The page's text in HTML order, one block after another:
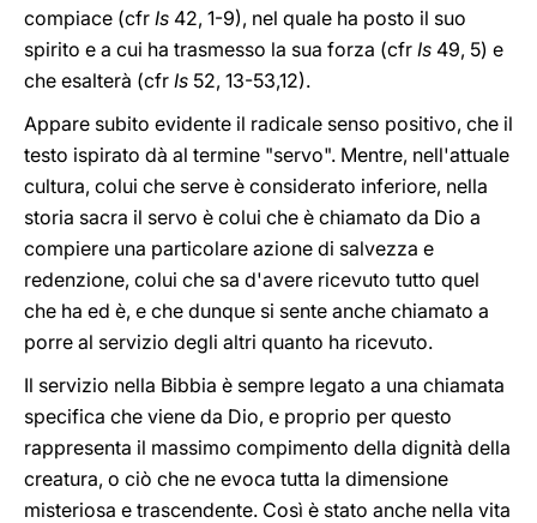
compiace (cfr Is 42, 1-9), nel quale ha posto il suo
spirito e a cui ha trasmesso la sua forza (cfr Is 49, 5) e
che esalterà (cfr Is 52, 13-53,12).
Appare subito evidente il radicale senso positivo, che il
testo ispirato dà al termine "servo". Mentre, nell'attuale
cultura, colui che serve è considerato inferiore, nella
storia sacra il servo è colui che è chiamato da Dio a
compiere una particolare azione di salvezza e
redenzione, colui che sa d'avere ricevuto tutto quel
che ha ed è, e che dunque si sente anche chiamato a
porre al servizio degli altri quanto ha ricevuto.
Il servizio nella Bibbia è sempre legato a una chiamata
specifica che viene da Dio, e proprio per questo
rappresenta il massimo compimento della dignità della
creatura, o ciò che ne evoca tutta la dimensione
misteriosa e trascendente. Così è stato anche nella vita